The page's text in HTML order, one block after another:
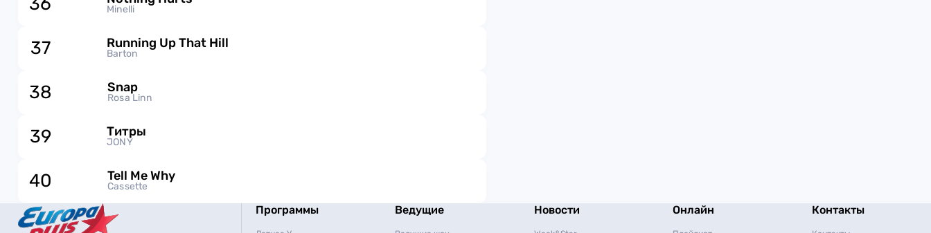
Minelli
37 Running Up That Hill
Barton
38 Snap
Rosa Linn
39 Титры
JONY
40 Tell Me Why
Cassette
Программы Ведущие Новости Онлайн Контакты